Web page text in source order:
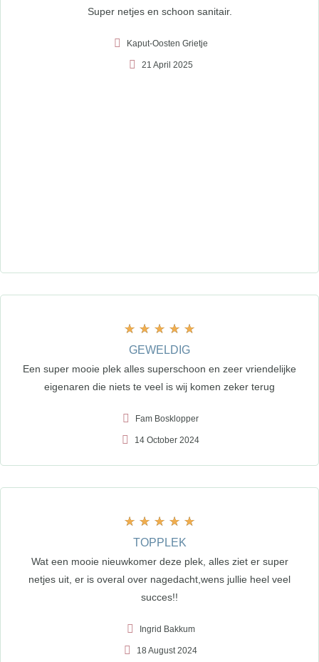
Super netjes en schoon sanitair.
Kaput-Oosten Grietje
21 April 2025
★ ★ ★ ★ ★
GEWELDIG
Een super mooie plek alles superschoon en zeer vriendelijke
eigenaren die niets te veel is wij komen zeker terug
Fam Bosklopper
14 October 2024
★ ★ ★ ★ ★
TOPPLEK
Wat een mooie nieuwkomer deze plek, alles ziet er super
netjes uit, er is overal over nagedacht,wens jullie heel veel
succes!!
Ingrid Bakkum
18 August 2024